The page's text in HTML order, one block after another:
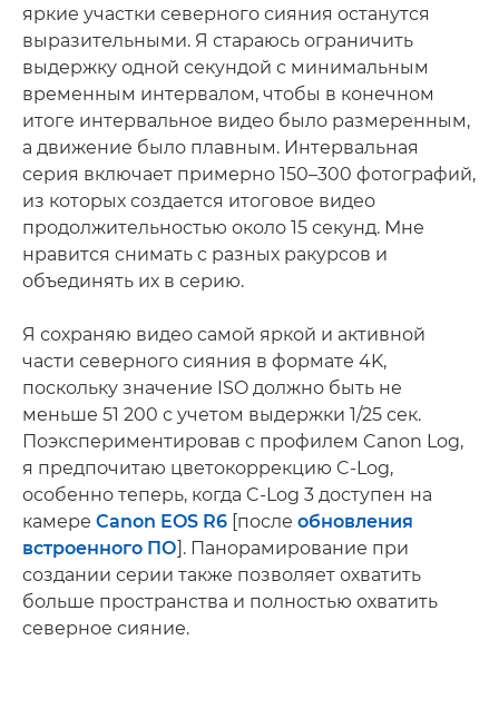
яркие участки северного сияния останутся
выразительными. Я стараюсь ограничить
выдержку одной секундой с минимальным
временным интервалом, чтобы в конечном
итоге интервальное видео было размеренным,
а движение было плавным. Интервальная
серия включает примерно 150–300 фотографий,
из которых создается итоговое видео
продолжительностью около 15 секунд. Мне
нравится снимать с разных ракурсов и
объединять их в серию.
Я сохраняю видео самой яркой и активной
части северного сияния в формате 4K,
поскольку значение ISO должно быть не
меньше 51 200 с учетом выдержки 1/25 сек.
Поэкспериментировав с профилем Canon Log,
я предпочитаю цветокоррекцию C-Log,
особенно теперь, когда C-Log 3 доступен на
камере Canon EOS R6 [после обновления
встроенного ПО ]. Панорамирование при
создании серии также позволяет охватить
больше пространства и полностью охватить
северное сияние.